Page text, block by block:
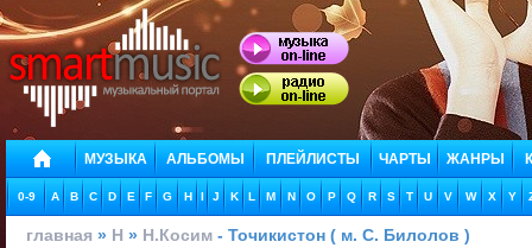
МУЗЫКА АЛЬБОМЫ ПЛЕЙЛИСТЫ ЧАРТЫ ЖАНРЫ
0-9 A B C D E F G H I J K L M N O P Q R S T U V W X Y
главная » Н » Н.Косим - Точикистон ( м. С. Билолов )